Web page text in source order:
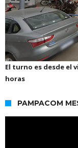
El turno es desde el
horas
PAMPACOM